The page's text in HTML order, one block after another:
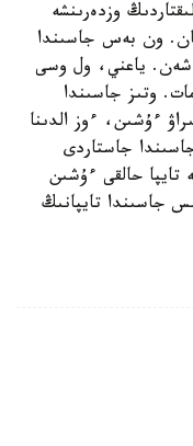
وزدەرىنشە
ون بەس جاسىندا
شەن. ياعني، ول وسى
وتىز جاسىندا
ءۇشىن، ءوز الدىنا
جاستاردى
تايپا حالقى ءۇشىن
جاسىندا تايپانىڭ